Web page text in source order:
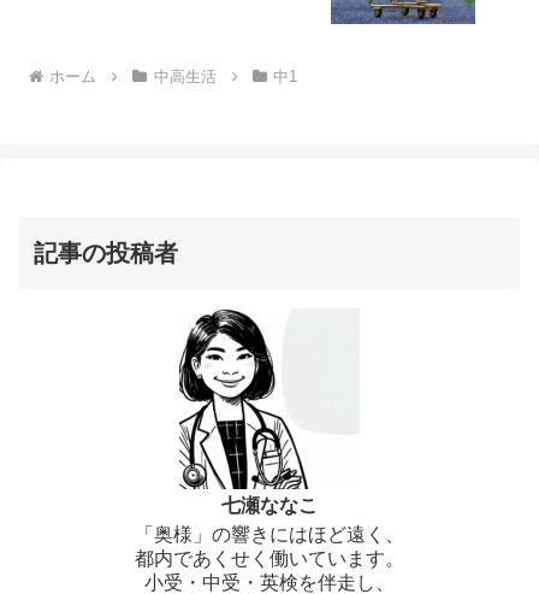
ホーム 中高生活 中1
記事の投稿者
七瀬ななこ
「奥様」の響きにはほど遠く、
都内であくせく働いています。
小受・中受・英検を伴走し、